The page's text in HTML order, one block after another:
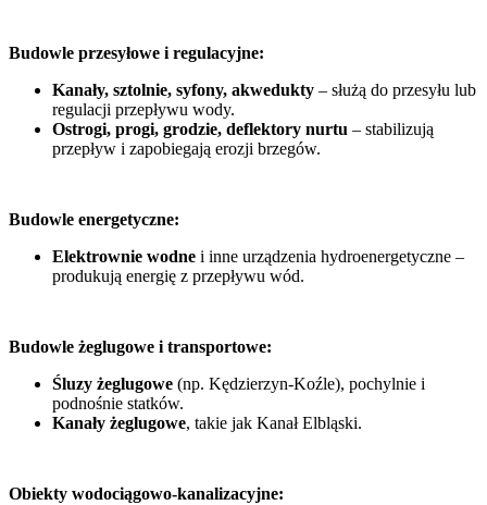
Budowle przesyłowe i regulacyjne:
Kanały, sztolnie, syfony, akwedukty – służą do przesyłu lub
regulacji przepływu wody.
Ostrogi, progi, grodzie, deflektory nurtu – stabilizują
przepływ i zapobiegają erozji brzegów.
Budowle energetyczne:
Elektrownie wodne i inne urządzenia hydroenergetyczne –
produkują energię z przepływu wód.
Budowle żeglugowe i transportowe:
Śluzy żeglugowe (np. Kędzierzyn-Koźle), pochylnie i
podnośnie statków.
Kanały żeglugowe, takie jak Kanał Elbląski.
Obiekty wodociągowo-kanalizacyjne: